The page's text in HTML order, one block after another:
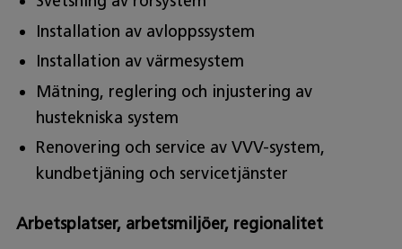
Installation av avloppssystem
Installation av värmesystem
Mätning, reglering och injustering av
hustekniska system
Renovering och service av VVV-system,
kundbetjäning och servicetjänster
Arbetsplatser, arbetsmiljöer, regionalitet